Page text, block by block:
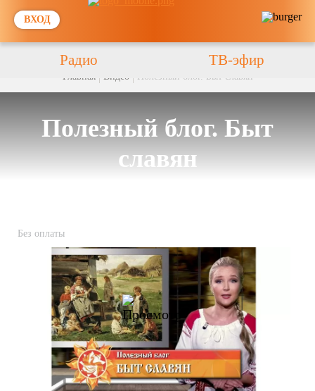
ВХОД
Радио ТВ-эфир
Главная Видео Полезный блог. Быт славян
Полезный блог. Быт
славян
Без оплаты